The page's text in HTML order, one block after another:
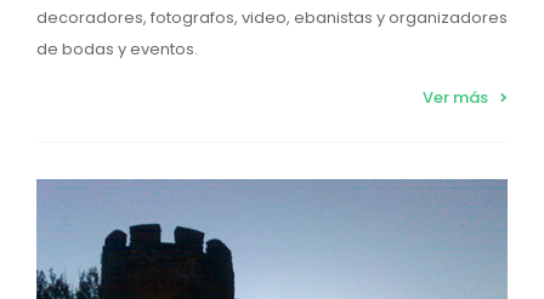
decoradores, fotografos, video, ebanistas y organizadores
de bodas y eventos.
Ver más